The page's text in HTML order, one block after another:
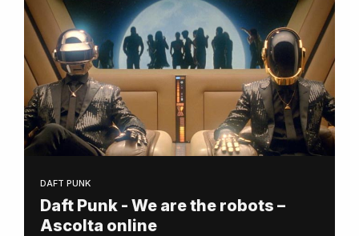
DAFT PUNK
Daft Punk - We are the robots –
Ascolta online